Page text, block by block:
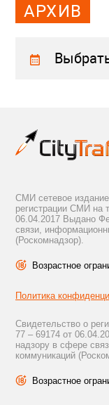
АРХИВ
СМИ сетевое
регистрации СМИ
06.04.2017 Выдано
связи,
(Роскомнадзор).
Возрастное
Политика
Свидетельство о
77 – 69174 от
надзору в сфере
коммуникаций
Возрастное